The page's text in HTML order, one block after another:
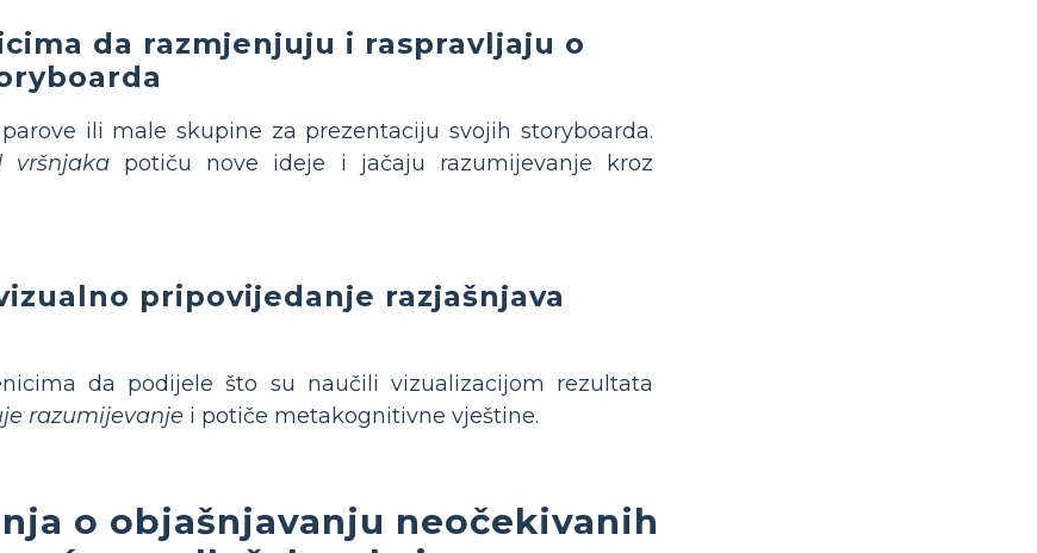
da razmjenjuju i raspravljaju o
ili male skupine za prezentaciju svojih storyboarda.
vršnjaka potiču nove ideje i jačaju razumijevanje kroz
pripovijedanje razjašnjava
da podijele što su naučili vizualizacijom rezultata
razumijevanje i potiče metakognitivne vještine.
o objašnjavanju neočekivanih